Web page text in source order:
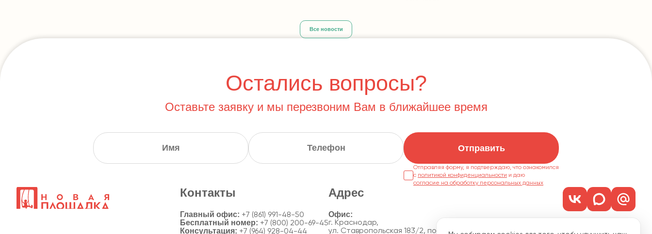
Все новости
Остались вопросы?
Оставьте заявку и мы перезвоним Вам в ближайшее время
Отправить
Отправляя форму, я подтверждаю, что ознакомился
с политикой конфиденциальности
согласие на обработку персональных данных
Контакты
Главный офис: +7 (861) 991-48-50
Бесплатный номер: +7 (800) 200-69-45
Консультация: +7 (964) 928-04-44
Адрес
г. Краснодар,
ул. Ставропольская 183/2, пом. 1101